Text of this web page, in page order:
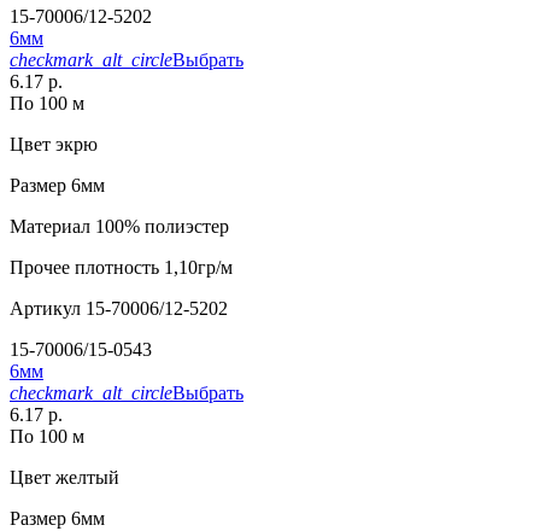
15-70006/12-5202
6мм
checkmark_alt_circleВыбрать
6.17 р.
По 100 м
Цвет экрю
Размер 6мм
Материал 100% полиэстер
Прочее плотность 1,10гр/м
Артикул 15-70006/12-5202
15-70006/15-0543
6мм
checkmark_alt_circleВыбрать
6.17 р.
По 100 м
Цвет желтый
Размер 6мм